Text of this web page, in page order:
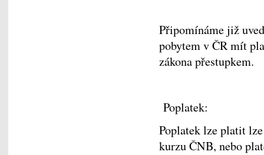
Připomínáme již
pobytem v ČR mít
zákona přestupkem.
Poplatek:
Poplatek lze platit
kurzu ČNB, nebo